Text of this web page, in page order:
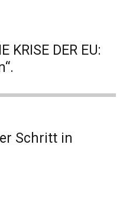
KRISE DER EU:
Schritt in